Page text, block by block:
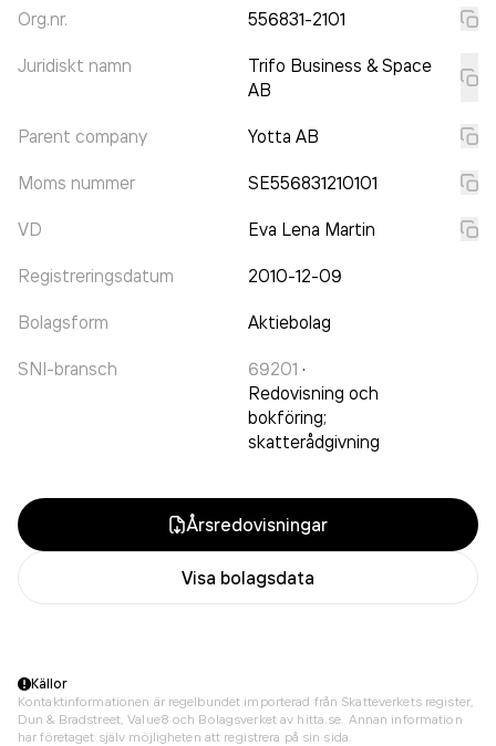
Org.nr. 556831-2101
Juridiskt namn
Trifo Business & Space
AB
Parent company Yotta AB
Moms nummer SE556831210101
VD Eva Lena Martin
Registreringsdatum 2010-12-09
Bolagsform Aktiebolag
SNI-bransch 69201 ·
Redovisning och
bokföring;
skatterådgivning
Årsredovisningar
Visa bolagsdata
Källor
Kontaktinformationen är regelbundet importerad från Skatteverkets register,
Dun & Bradstreet, Value8 och Bolagsverket av hitta.se. Annan information
har företaget själv möjligheten att registrera på sin sida.